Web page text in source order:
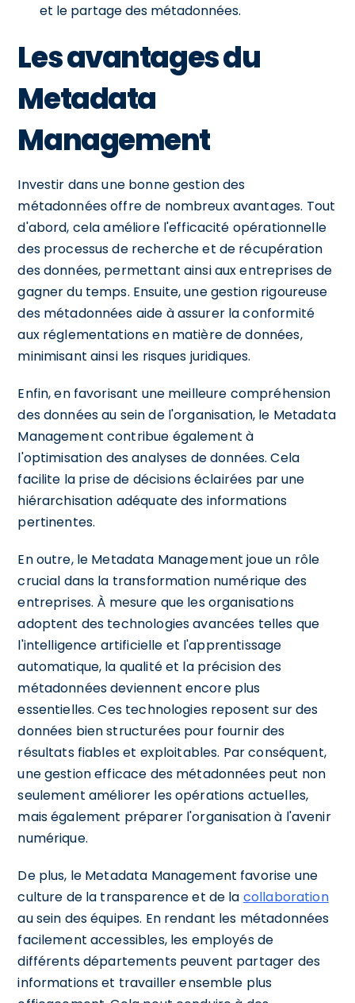
et le partage des métadonnées.
Les avantages du
Metadata
Management
Investir dans une bonne gestion des
métadonnées offre de nombreux avantages. Tout
d'abord, cela améliore l'efficacité opérationnelle
des processus de recherche et de récupération
des données, permettant ainsi aux entreprises de
gagner du temps. Ensuite, une gestion rigoureuse
des métadonnées aide à assurer la conformité
aux réglementations en matière de données,
minimisant ainsi les risques juridiques.
Enfin, en favorisant une meilleure compréhension
des données au sein de l'organisation, le Metadata
Management contribue également à
l'optimisation des analyses de données. Cela
facilite la prise de décisions éclairées par une
hiérarchisation adéquate des informations
pertinentes.
En outre, le Metadata Management joue un rôle
crucial dans la transformation numérique des
entreprises. À mesure que les organisations
adoptent des technologies avancées telles que
l'intelligence artificielle et l'apprentissage
automatique, la qualité et la précision des
métadonnées deviennent encore plus
essentielles. Ces technologies reposent sur des
données bien structurées pour fournir des
résultats fiables et exploitables. Par conséquent,
une gestion efficace des métadonnées peut non
seulement améliorer les opérations actuelles,
mais également préparer l'organisation à l'avenir
numérique.
De plus, le Metadata Management favorise une
culture de la transparence et de la collaboration
au sein des équipes. En rendant les métadonnées
facilement accessibles, les employés de
différents départements peuvent partager des
informations et travailler ensemble plus